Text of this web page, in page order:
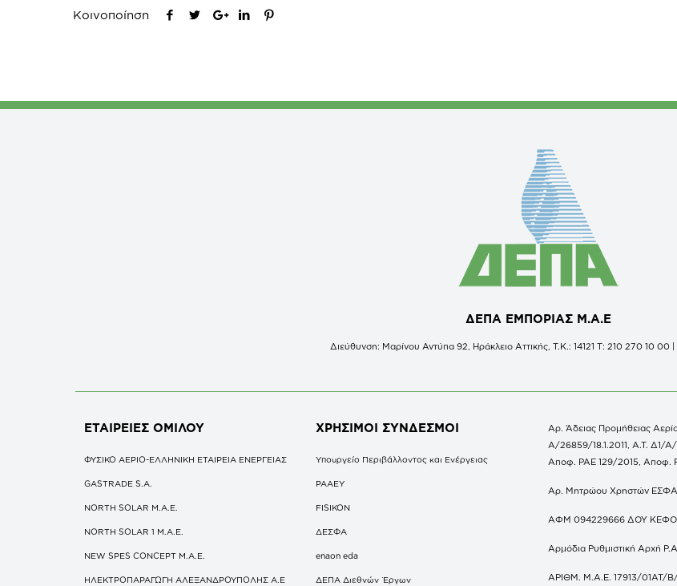
Κοινοποίηση
ΔΕΠΑ ΕΜΠΟΡΙΑΣ Μ.Α.Ε
Διεύθυνση: Μαρίνου Αντύπα 92, Ηράκλειο Αττικής, Τ.Κ.: 14121 Τ: 210 270 10 00
ΕΤΑΙΡΕΙΕΣΟΜΙΛΟΥ
ΦΥΣΙΚΟ ΑΕΡΙΟ-ΕΛΛΗΝΙΚΗ ΕΤΑΙΡΕΙΑ ΕΝΕΡΓΕΙΑΣ
GASTRADE S.A.
NORTH SOLAR M.Α.Ε.
NORTH SOLAR 1 M.Α.Ε.
NEW SPES CONCEPT Μ.Α.Ε.
ΗΛΕΚΤΡΟΠΑΡΑΓΩΓΗ ΑΛΕΞΑΝΔΡΟΥΠΟΛΗΣ A.E
ΧΡΗΣΙΜΟΙ ΣΥΝΔΕΣΜΟΙ
Υπουργείο Περιβάλλοντος και Ενέργειας
ΡΑΑΕΥ
FISIKON
ΔΕΣΦΑ
enaon eda
ΔΕΠΑ Διεθνών Έργων
Αρ. Άδειας Προμήθειας
Α/26859/18.1.2011, Α.Τ. Δ1/Α/
Αποφ. ΡΑΕ 129/2015, Αποφ.
Αρ. Μητρώου Χρηστών
ΑΦΜ 094229666 ΔΟΥ
Αρμόδια Ρυθμιστική Αρχή
ΑΡΙΘΜ. Μ.Α.Ε. 17913/01ΑΤ/